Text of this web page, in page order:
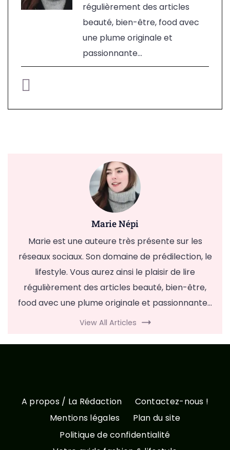
régulièrement des articles
beauté, bien-être, food avec
une plume originale et
passionnante...
Marie Népi
Marie est une auteure très présente sur les
réseaux sociaux. Son domaine de prédilection, le
lifestyle. Vous aurez ainsi le plaisir de lire
régulièrement des articles beauté, bien-être,
food avec une plume originale et passionnante...
View All Articles
A propos / La Rédaction
Contactez-nous !
Mentions légales
Plan du site
Politique de confidentialité